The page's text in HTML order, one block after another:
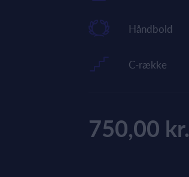
Håndbold
C-række
750,00 kr.